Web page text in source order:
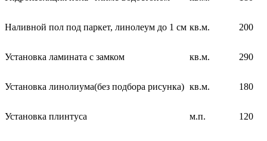
Наливной пол под паркет, линолеум до 1 см кв.м. 200
Установка ламината с замком кв.м. 290
Установка линолиума(без подбора рисунка) кв.м. 180
Установка плинтуса м.п. 120